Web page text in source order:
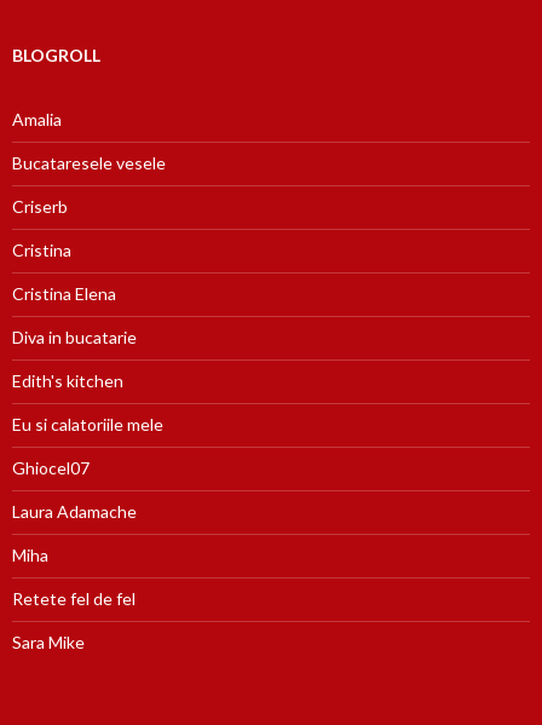
BLOGROLL
Amalia
Bucataresele vesele
Criserb
Cristina
Cristina Elena
Diva in bucatarie
Edith's kitchen
Eu si calatoriile mele
Ghiocel07
Laura Adamache
Miha
Retete fel de fel
Sara Mike